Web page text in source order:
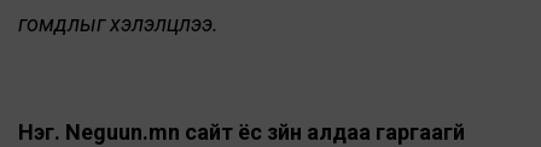
гомдлыг хэлэлцлээ.
Нэг. Neguun.mn сайт ёс зүйн алдаа гаргаагүй